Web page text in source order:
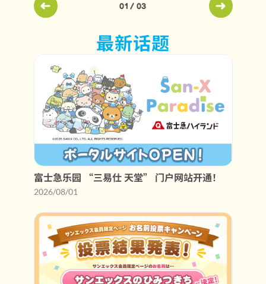
01 / 03
最新话题
富士急乐园 “三易仕 天堂” 门户网站开通！
2026/08/01